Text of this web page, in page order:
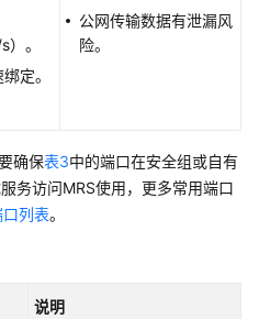
。
定。
公网传输数据有泄漏风
险。
确保表3中的端口在安全组或自有
务访问MRS使用，更多常用端口
列表。
说明